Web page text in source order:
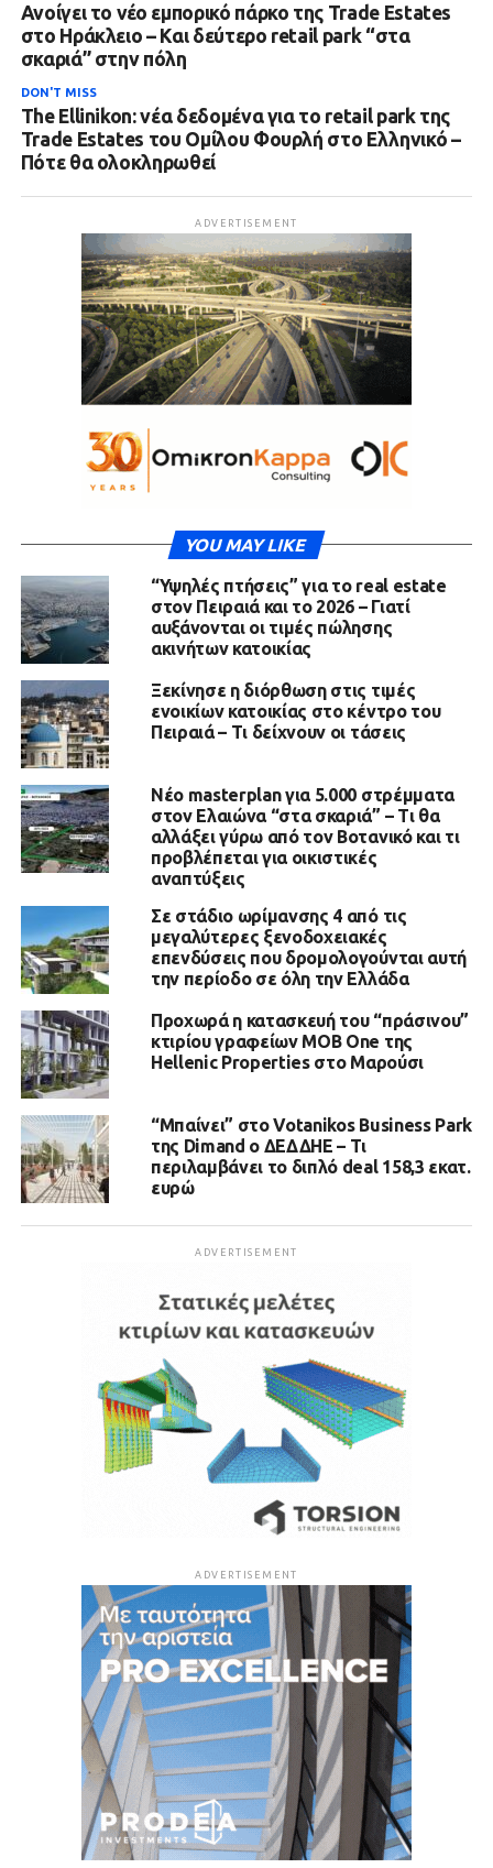
Ανοίγει το νέο εμπορικό πάρκο της Trade Estates
στο Ηράκλειο – Και δεύτερο retail park “στα
σκαριά” στην πόλη
DON'T MISS
The Ellinikon: νέα δεδομένα για το retail park της
Trade Estates του Ομίλου Φουρλή στο Ελληνικό –
Πότε θα ολοκληρωθεί
ADVERTISEMENT
YOU MAY LIKE
“Υψηλές πτήσεις” για το real estate
στον Πειραιά και το 2026 – Γιατί
αυξάνονται οι τιμές πώλησης
ακινήτων κατοικίας
Ξεκίνησε η διόρθωση στις τιμές
ενοικίων κατοικίας στο κέντρο του
Πειραιά – Τι δείχνουν οι τάσεις
Νέο masterplan για 5.000 στρέμματα
στον Ελαιώνα “στα σκαριά” – Τι θα
αλλάξει γύρω από τον Βοτανικό και τι
προβλέπεται για οικιστικές
αναπτύξεις
Σε στάδιο ωρίμανσης 4 από τις
μεγαλύτερες ξενοδοχειακές
επενδύσεις που δρομολογούνται αυτή
την περίοδο σε όλη την Ελλάδα
Προχωρά η κατασκευή του “πράσινου”
κτιρίου γραφείων MOB One της
Hellenic Properties στο Μαρούσι
“Μπαίνει” στο Votanikos Business Park
της Dimand ο ΔΕΔΔΗΕ – Τι
περιλαμβάνει το διπλό deal 158,3 εκατ.
ευρώ
ADVERTISEMENT
ADVERTISEMENT